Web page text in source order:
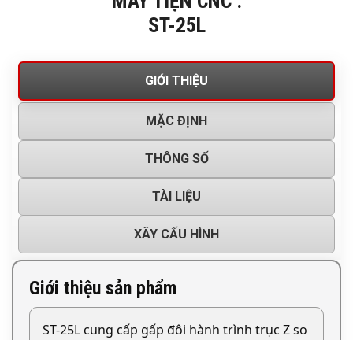
ST-25L
GIỚI THIỆU
MẶC ĐỊNH
THÔNG SỐ
TÀI LIỆU
XÂY CẤU HÌNH
Giới thiệu sản phẩm
ST-25L cung cấp gấp đôi hành trình trục Z so